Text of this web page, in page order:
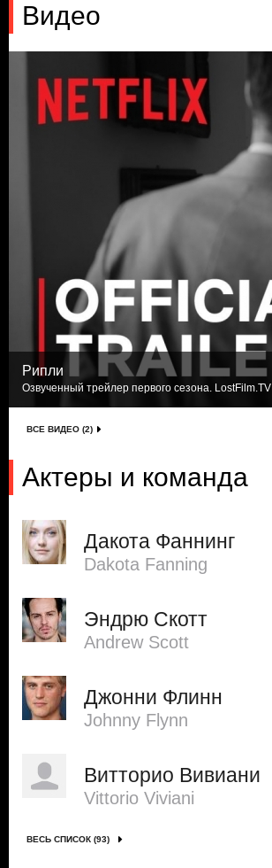
Видео
Рипли
Озвученный трейлер первого сезона. LostFilm.TV
ВСЕ ВИДЕО (2)
Актеры и команда
Дакота Фаннинг
Dakota Fanning
Эндрю Скотт
Andrew Scott
Джонни Флинн
Johnny Flynn
Витторио Вивиани
Vittorio Viviani
ВЕСЬ СПИСОК (93)